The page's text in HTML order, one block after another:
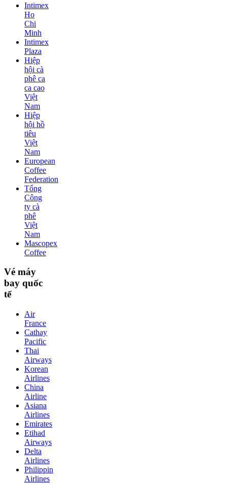
Intimex
Ho
Chi
Minh
Intimex
Plaza
Hiệp
hội cà
phê ca
ca cao
Việt
Nam
Hiệp
hội hồ
tiêu
Việt
Nam
European
Coffee
Federation
Tổng
Công
ty cà
phê
Việt
Nam
Mascopex
Coffee
Vé máy
bay quốc
tế
Air
France
Cathay
Pacific
Thai
Airways
Korean
Airlines
China
Airline
Asiana
Airlines
Emirates
Etihad
Airways
Delta
Airlines
Philippin
Airlines